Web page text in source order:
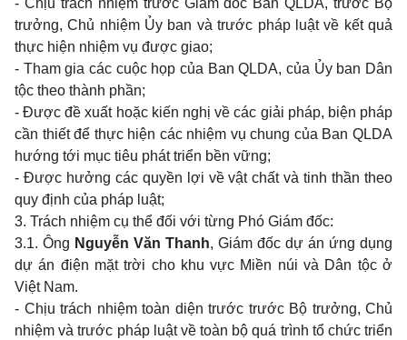
- Chịu trách nhiệm trước Giám đốc Ban QLDA, trước Bộ
trưởng, Chủ nhiệm Ủy ban và trước pháp luật về kết quả
thực hiện nhiệm vụ được giao;
- Tham gia các cuộc họp của Ban QLDA, của Ủy ban Dân
tộc theo thành phần;
- Được đề xuất hoặc kiến nghị về các giải pháp, biện pháp
cần thiết để thực hiện các nhiệm vụ chung của Ban QLDA
hướng tới mục tiêu phát triển bền vững;
- Được hưởng các quyền lợi về vật chất và tinh thần theo
quy định của pháp luật;
3. Trách nhiệm cụ thể đối với từng Phó Giám đốc:
3.1. Ông Nguyễn Văn Thanh, Giám đốc dự án ứng dụng
dự án điện mặt trời cho khu vực Miền núi và Dân tộc ở
Việt Nam.
- Chịu trách nhiệm toàn diện trước trước Bộ trưởng, Chủ
nhiệm và trước pháp luật về toàn bộ quá trình tổ chức triển